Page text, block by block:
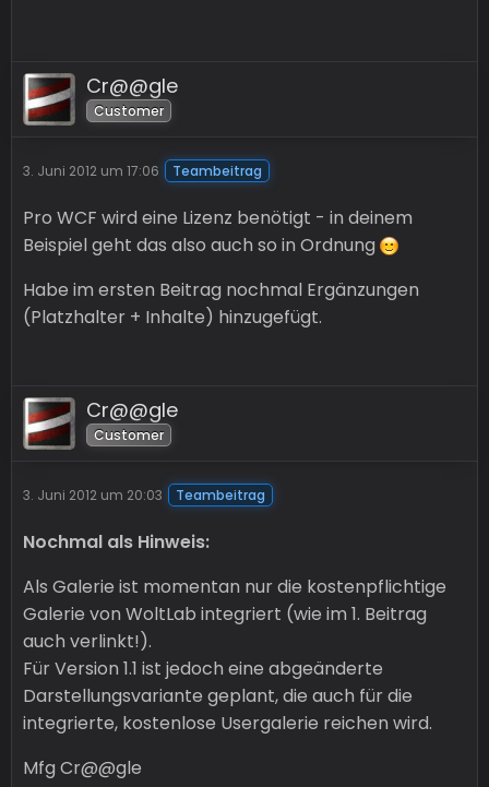
Cr@@gle
Customer
3. Juni 2012 um 17:06 Teambeitrag
Pro WCF wird eine Lizenz benötigt - in deinem
Beispiel geht das also auch so in Ordnung
Habe im ersten Beitrag nochmal Ergänzungen
(Platzhalter + Inhalte) hinzugefügt.
Cr@@gle
Customer
3. Juni 2012 um 20:03 Teambeitrag
Nochmal als Hinweis:
Als Galerie ist momentan nur die kostenpflichtige
Galerie von WoltLab integriert (wie im 1. Beitrag
auch verlinkt!).
Für Version 1.1 ist jedoch eine abgeänderte
Darstellungsvariante geplant, die auch für die
integrierte, kostenlose Usergalerie reichen wird.
Mfg Cr@@gle